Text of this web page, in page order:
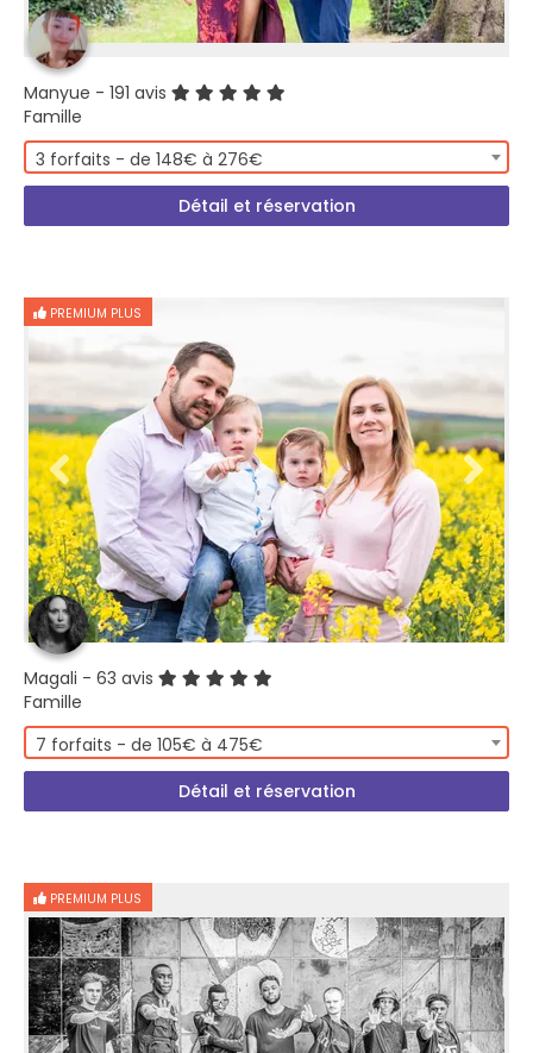
Manyue - 191 avis
Famille
3 forfaits - de 148€ à 276€
Détail et réservation
PREMIUM PLUS
Magali - 63 avis
Famille
7 forfaits - de 105€ à 475€
Détail et réservation
PREMIUM PLUS